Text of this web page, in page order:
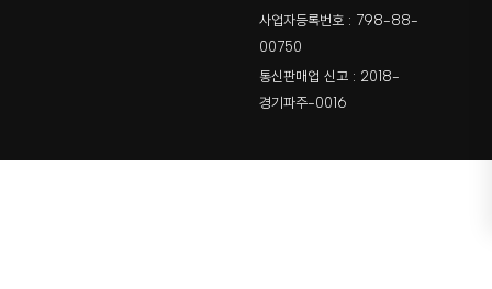
사업자등록번호 : 798-88-
00750
통신판매업 신고 : 2018-
경기파주-0016